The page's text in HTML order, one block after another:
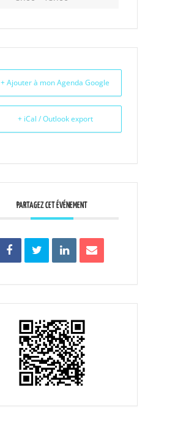
+ Ajouter à mon Agenda Google
+ iCal / Outlook export
PARTAGEZ CET ÉVÉNEMENT